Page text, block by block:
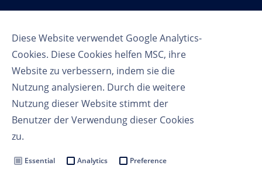
Diese Website verwendet Google Analytics-
Cookies. Diese Cookies helfen MSC, ihre
Website zu verbessern, indem sie die
Nutzung analysieren. Durch die weitere
Nutzung dieser Website stimmt der
Benutzer der Verwendung dieser Cookies
zu.
Essential Analytics Preference
Follow us
Nutzungsbedingungen
Cookie Settings